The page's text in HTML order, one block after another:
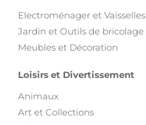
Electroménager et Vaisselles
Jardin et Outils de bricolage
Meubles et Décoration
Loisirs et Divertissement
Animaux
Art et Collections